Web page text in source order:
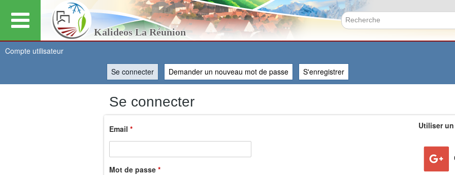
Aller
au
Kalideos La Réunion
Vous
Compte utilisateur
Se connecter(onglet actif)
Demander un nouveau mot de passe S'enregistrer
Se connecter
Email *
Mot de passe *
Utiliser